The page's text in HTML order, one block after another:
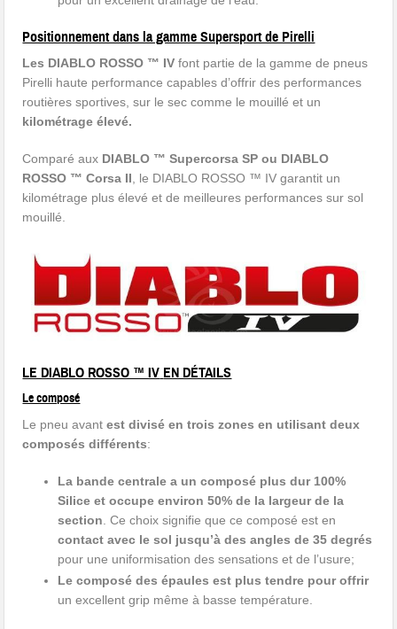
Positionnement dans la gamme Supersport de Pirelli
Les DIABLO ROSSO ™ IV font partie de la gamme de pneus
Pirelli haute performance capables d’offrir des performances
routières sportives, sur le sec comme le mouillé et un
kilométrage élevé.
Comparé aux DIABLO ™ Supercorsa SP ou DIABLO
ROSSO ™ Corsa II , le DIABLO ROSSO ™ IV garantit un
kilométrage plus élevé et de meilleures performances sur sol
mouillé.
LE DIABLO ROSSO ™ IV EN DÉTAILS
Le composé
Le pneu avantest divisé en trois zones en utilisant deux
composés différents:
La bande centrale a un composé plus dur 100%
Silice et occupe environ 50% de la largeur de la
section. Ce choix signifie que ce composé est en
contact avec le sol jusqu’à des angles de 35 degrés
pour une uniformisation des sensations et de l’usure;
Le composé des épaules est plus tendre pour offrir
un excellent grip même à basse température.